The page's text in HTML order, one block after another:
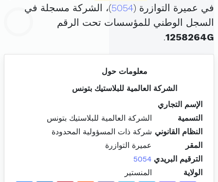
في عميرة التوازرة (5054)، الشركة مسجلة في
السجل الوطني للمؤسسات تحت الرقم
1258264G
.
معلومات حول
الشركة العالمية للبلاستيك بتونس
الإسم التجاري
التسمية
الشركة العالمية للبلاستيك بتونس
النظام القانوني شركة ذات المسؤولية المحدودة
المقر
عميرة التوازرة
الترقيم البريدي 5054
الولاية
المنستير